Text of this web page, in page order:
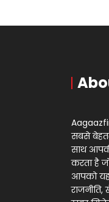
सबसे
साथ
करता है
आपको
राजनीति,